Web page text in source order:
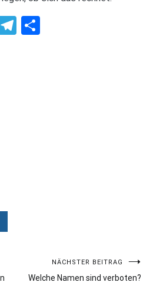
Telegram
NÄCHSTER BEITRAG
Welche Namen sind verboten?